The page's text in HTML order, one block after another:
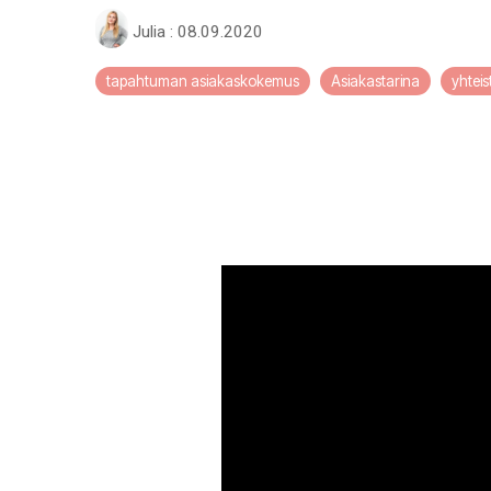
Julia : 08.09.2020
tapahtuman asiakaskokemus Asiakastarina